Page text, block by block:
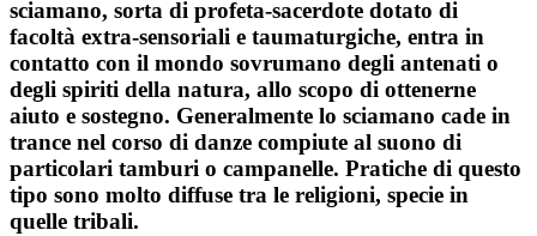
sciamano, sorta di profeta-sacerdote dotato di
facoltà extra-sensoriali e taumaturgiche, entra in
contatto con il mondo sovrumano degli antenati o
degli spiriti della natura, allo scopo di ottenerne
aiuto e sostegno. Generalmente lo sciamano cade in
trance nel corso di danze compiute al suono di
particolari tamburi o campanelle. Pratiche di questo
tipo sono molto diffuse tra le religioni, specie in
quelle tribali.